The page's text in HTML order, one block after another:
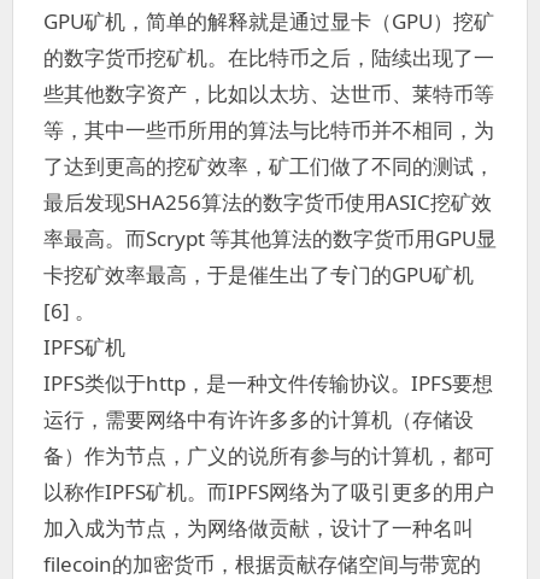
GPU矿机，简单的解释就是通过显卡（GPU）挖矿
的数字货币挖矿机。在比特币之后，陆续出现了一
些其他数字资产，比如以太坊、达世币、莱特币等
等，其中一些币所用的算法与比特币并不相同，为
了达到更高的挖矿效率，矿工们做了不同的测试，
最后发现SHA256算法的数字货币使用ASIC挖矿效
率最高。而Scrypt 等其他算法的数字货币用GPU显
卡挖矿效率最高，于是催生出了专门的GPU矿机
[6] 。
IPFS矿机
IPFS类似于http，是一种文件传输协议。IPFS要想
运行，需要网络中有许许多多的计算机（存储设
备）作为节点，广义的说所有参与的计算机，都可
以称作IPFS矿机。而IPFS网络为了吸引更多的用户
加入成为节点，为网络做贡献，设计了一种名叫
filecoin的加密货币，根据贡献存储空间与带宽的